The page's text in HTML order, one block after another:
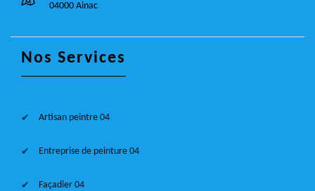
04000 Ainac
Nos Services
Artisan peintre 04
Entreprise de peinture 04
Façadier 04